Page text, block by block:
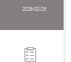
2026-02-28